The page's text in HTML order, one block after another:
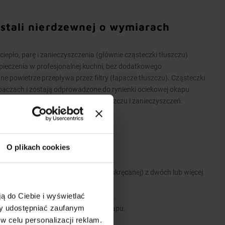
O plikach cookies
do Ciebie i wyświetlać
udostępniać zaufanym
celu personalizacji reklam.
nierdzewnej o wymiarach
parę i zanieczyszczenia (głównie cząsteczki tłuszczu)
w profesjonalnej kuchni, bez dodatkowego
powietrze przepływa przez filtry (łapacze tłuszczu). Cząsteczki
i zostają odprowadzone do rynienki ociekowej okapu
umożliwia spuszczenie tłuszczu i zanieczyszczeń.
wykonane są w wersji łączonej (skręcanej) z dwóch lub więcej
i zawiesi umożliwiających montaż.
dodatkowe wyposażenie okapu.